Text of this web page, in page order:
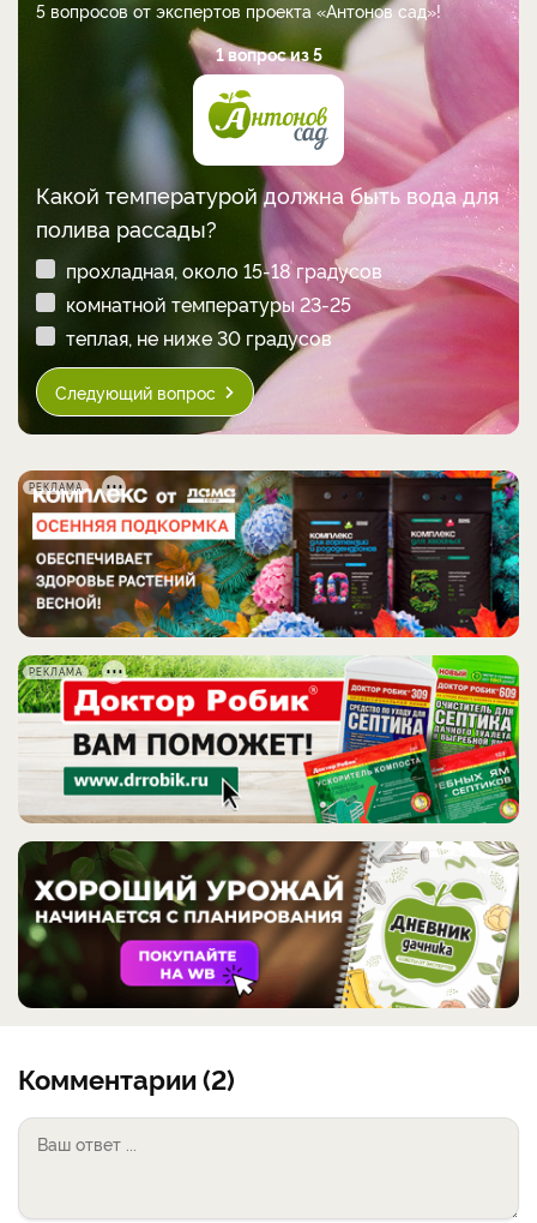
5 вопросов от экспертов проекта «Антонов сад»!
1 вопрос из 5
Какой температурой должна быть вода для
полива рассады?
прохладная, около 15-18 градусов
комнатной температуры 23-25
теплая, не ниже 30 градусов
Следующий вопрос
РЕКЛАМА
РЕКЛАМА
Комментарии (2)